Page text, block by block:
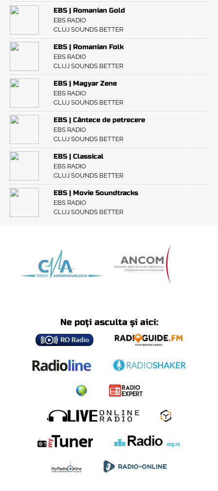
EBS | Romanian Gold
EBS RADIO
CLUJ SOUNDS BETTER
EBS | Romanian Folk
EBS RADIO
CLUJ SOUNDS BETTER
EBS | Magyar Zene
EBS RADIO
CLUJ SOUNDS BETTER
EBS | Cântece de petrecere
EBS RADIO
CLUJ SOUNDS BETTER
EBS | Classical
EBS RADIO
CLUJ SOUNDS BETTER
EBS | Movie Soundtracks
EBS RADIO
CLUJ SOUNDS BETTER
Ne poți asculta și aici: